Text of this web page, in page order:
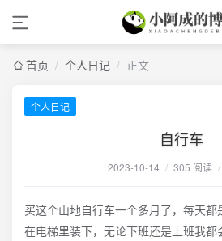
首页 / 个人日记 / 正文
个人日记
自行车
2023-10-14 / 305 阅读 /
买这个山地自行车一个多月了，每天
在电梯里装下，无论下班还是上班我都